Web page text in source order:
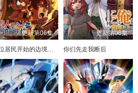
更新第06集 更新第06集
你们先走我断后